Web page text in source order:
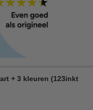
+ 3 kleuren (123inkt